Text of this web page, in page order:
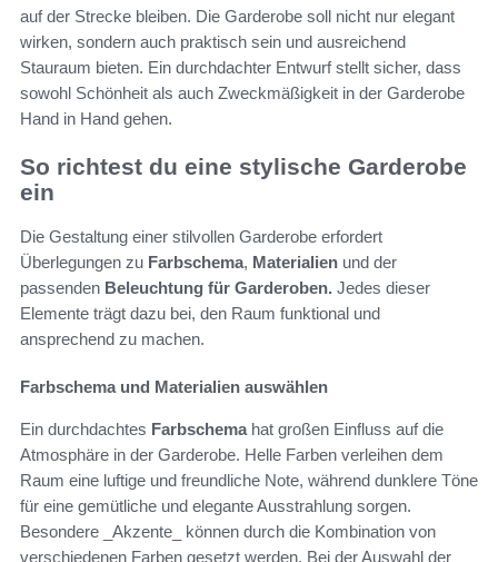
auf der Strecke bleiben. Die Garderobe soll nicht nur elegant
wirken, sondern auch praktisch sein und ausreichend
Stauraum bieten. Ein durchdachter Entwurf stellt sicher, dass
sowohl Schönheit als auch Zweckmäßigkeit in der Garderobe
Hand in Hand gehen.
So richtest du eine stylische Garderobe
ein
Die Gestaltung einer stilvollen Garderobe erfordert
Überlegungen zu Farbschema, Materialien und der
passenden Beleuchtung für Garderoben. Jedes dieser
Elemente trägt dazu bei, den Raum funktional und
ansprechend zu machen.
Farbschema und Materialien auswählen
Ein durchdachtes Farbschemahat großen Einfluss auf die
Atmosphäre in der Garderobe. Helle Farben verleihen dem
Raum eine luftige und freundliche Note, während dunklere Töne
für eine gemütliche und elegante Ausstrahlung sorgen.
Besondere _Akzente_ können durch die Kombination von
verschiedenen Farben gesetzt werden. Bei der Auswahl der